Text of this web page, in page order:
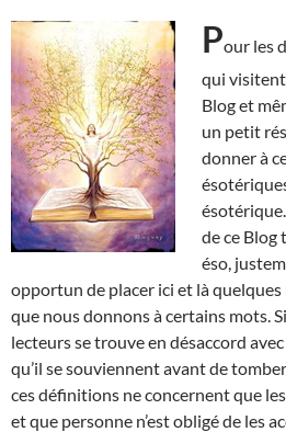
Pour les
qui
Blog et
un petit
donner à
de ce Blog
éso,
opportun de placer ici et là quelques
que nous donnons à certains mots.
lecteurs se trouve en désaccord
qu’il se souviennent avant de
ces définitions ne concernent que les
et que personne n’est obligé de les